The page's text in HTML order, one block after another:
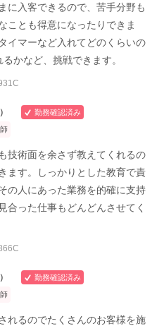
に入客できるので、苦手分野も
ことも得意になったりできま
イマーなど入れてどのくらいの
かなど、挑戦できます。
勤務確認済み
技術面を余さず教えてくれるの
ます。しっかりとした教育で責
の人にあった業務を的確に支持
合った仕事もどんどんさせてく
勤務確認済み
れるのでたくさんのお客様を施